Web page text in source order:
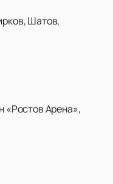
Шатов,
«Ростов Арена»,